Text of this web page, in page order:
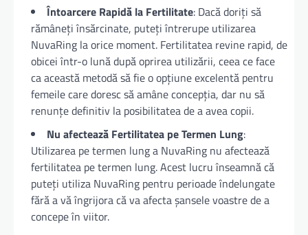
Întoarcere Rapidă la Fertilitate: Dacă doriți să
rămâneți însărcinate, puteți întrerupe utilizarea
NuvaRing la orice moment. Fertilitatea revine rapid, de
obicei într-o lună după oprirea utilizării, ceea ce face
ca această metodă să fie o opțiune excelentă pentru
femeile care doresc să amâne concepția, dar nu să
renunțe definitiv la posibilitatea de a avea copii.
Nu afectează Fertilitatea pe Termen Lung:
Utilizarea pe termen lung a NuvaRing nu afectează
fertilitatea pe termen lung. Acest lucru înseamnă că
puteți utiliza NuvaRing pentru perioade îndelungate
fără a vă îngrijora că va afecta șansele voastre de a
concepe în viitor.